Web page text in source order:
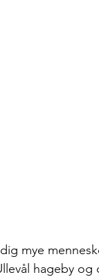
mye
hageby